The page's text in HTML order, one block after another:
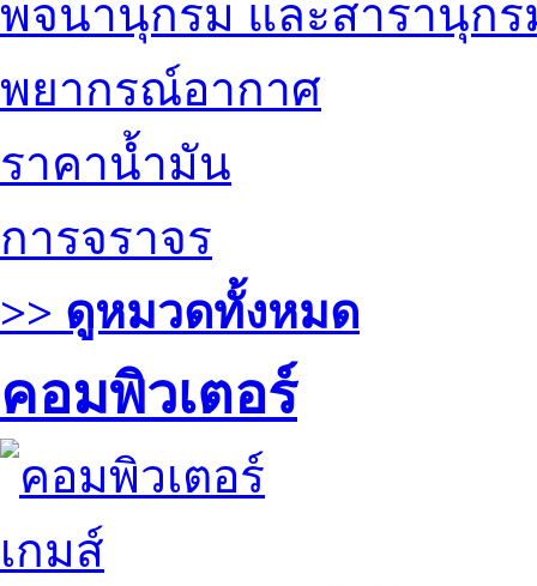
พจนานุกรม และสารานุกร
พยากรณ์อากาศ
ราคาน้ำมัน
การจราจร
>> ดูหมวดทั้งหมด
คอมพิวเตอร์
เกมส์